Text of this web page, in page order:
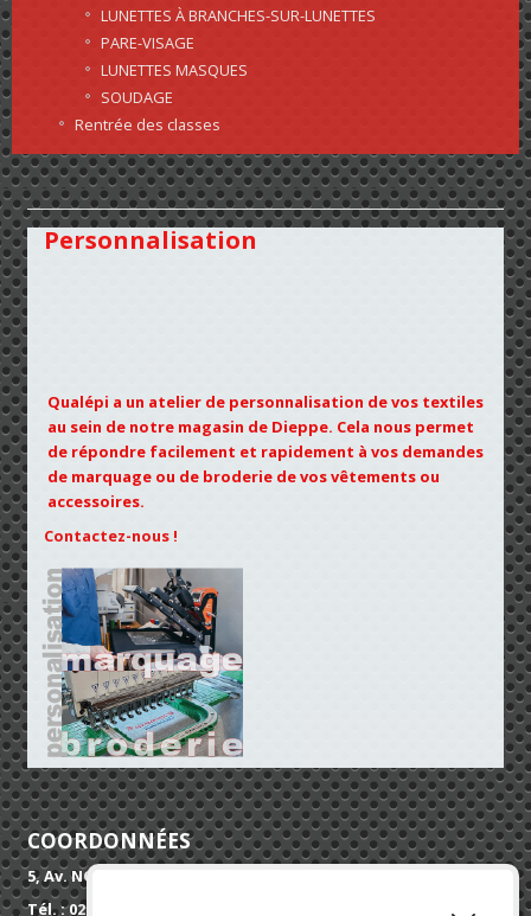
LUNETTES À BRANCHES-SUR-LUNETTES
PARE-VISAGE
LUNETTES MASQUES
SOUDAGE
Rentrée des classes
Personnalisation
Qualépi a un atelier de personnalisation de vos textiles
au sein de notre magasin de Dieppe. Cela nous permet
de répondre facilement et rapidement à vos demandes
de marquage ou de broderie de vos vêtements ou
accessoires.
Contactez-nous !
COORDONNÉES
5, Av. NORMANDIE SUSSEX 76200 DIEPPE
Tél. : 02 32 90 52 52